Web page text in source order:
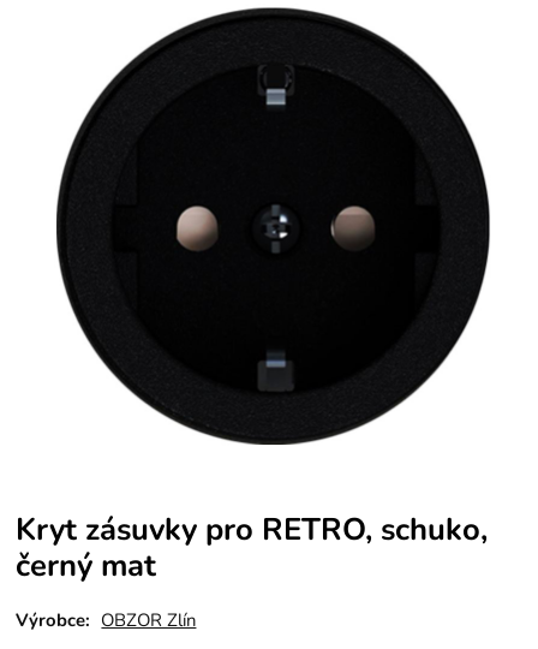
Kryt zásuvky pro RETRO, schuko,
černý mat
Výrobce: OBZOR Zlín